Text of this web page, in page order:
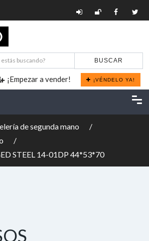
BUSCAR
¡Empezar a vender! ¡VÉNDELO YA!
de segunda mano
STEEL 14-01DP 44*53*70